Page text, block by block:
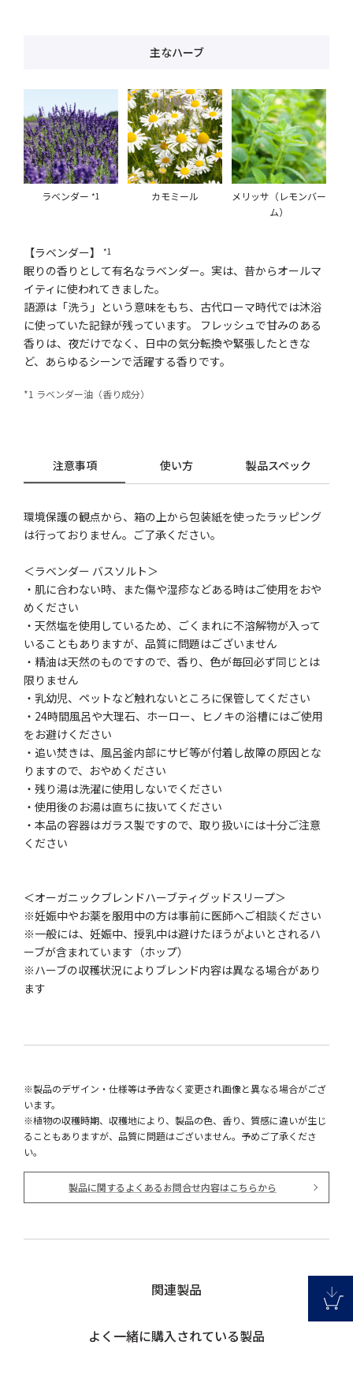
主なハーブ
ラベンダー*1 カモミール
メリッサ（レモンバー
ム）
【ラベンダー】*1
眠りの香りとして有名なラベンダー。実は、昔からオールマ
イティに使われてきました。
語源は「洗う」という意味をもち、古代ローマ時代では沐浴
に使っていた記録が残っています。 フレッシュで甘みのある
香りは、夜だけでなく、日中の気分転換や緊張したときな
ど、あらゆるシーンで活躍する香りです。
*1 ラベンダー油（香り成分）
注意事項 使い方 製品スペック
環境保護の観点から、箱の上から包装紙を使ったラッピング
は行っておりません。ご了承ください。
＜ラベンダー バスソルト＞
・肌に合わない時、また傷や湿疹などある時はご使用をおや
めください
・天然塩を使用しているため、ごくまれに不溶解物が入って
いることもありますが、品質に問題はございません
・精油は天然のものですので、香り、色が毎回必ず同じとは
限りません
・乳幼児、ペットなど触れないところに保管してください
・24時間風呂や大理石、ホーロー、ヒノキの浴槽にはご使用
をお避けください
・追い焚きは、風呂釜内部にサビ等が付着し故障の原因とな
りますので、おやめください
・残り湯は洗濯に使用しないでください
・使用後のお湯は直ちに抜いてください
・本品の容器はガラス製ですので、取り扱いには十分ご注意
ください
＜オーガニックブレンドハーブティグッドスリープ＞
※妊娠中やお薬を服用中の方は事前に医師へご相談ください
※一般には、妊娠中、授乳中は避けたほうがよいとされるハ
ーブが含まれています（ホップ）
※ハーブの収穫状況によりブレンド内容は異なる場合があり
ます
※製品のデザイン・仕様等は予告なく変更され画像と異なる場合がござ
います。
※植物の収穫時期、収穫地により、製品の色、香り、質感に違いが生じ
ることもありますが、品質に問題はございません。予めご了承くださ
い。
製品に関するよくあるお問合せ内容はこちらから
関連製品
よく一緒に購入されている製品